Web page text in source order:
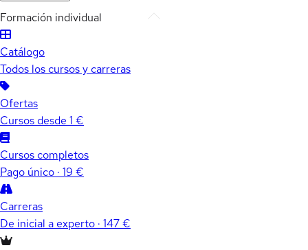
Formación individual
Catálogo
Todos los cursos y carreras
Ofertas
Cursos desde 1 €
Cursos completos
Pago único · 19 €
Carreras
De inicial a experto · 147 €